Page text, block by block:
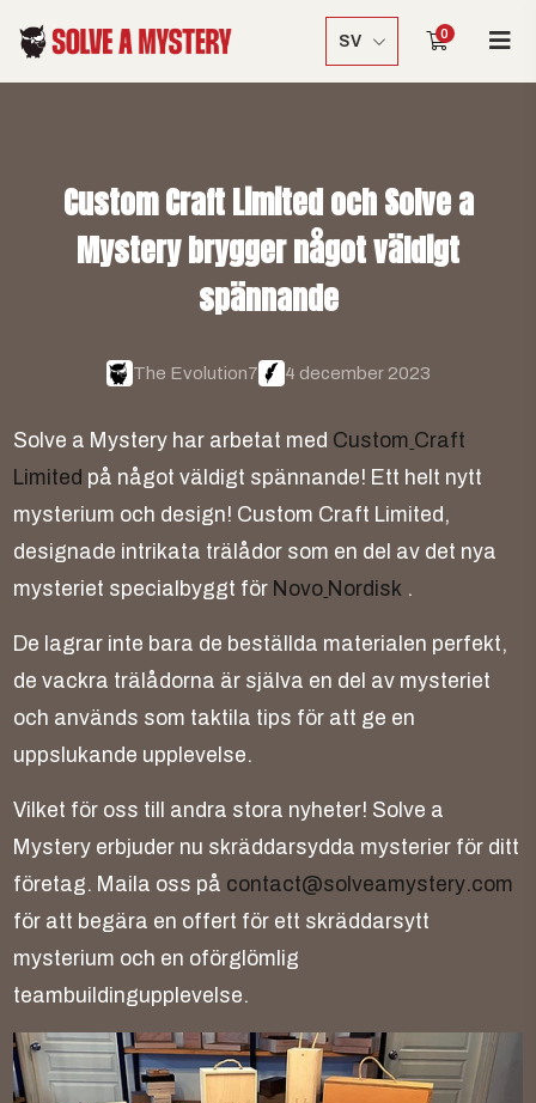
SV 0
Custom Craft Limited och Solve a
Mysterybryggernågotväldgt
spännande
The Evolution7 4 december 2023
So lve a Mystery har arbetat med Custom Craft
Limited på något vä digt spännande! Ett he t nytt
mysterium och design! Custom Craft Limited ,
designade intrikata trä ådor som en de av det nya
mysteriet specia byggt för N ovo N ordisk .
De agrar inte bara de bestä da materia en perfekt,
de vackra trä ådorna är sjä lva en de av mysteriet
och används som takti a tips för att ge en
upps ukande upp eve se.
Vi ket för oss ti andra stora nyheter! So lve a
Mystery erbjuder nu skräddarsydda mysterier för ditt
företag. M ai a oss på contact@so lveamystery.com
för att begära en offert för ett skräddarsytt
mysterium och en oförg öm ig
teambui dingupp eve se.